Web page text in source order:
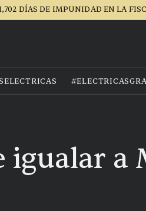
DÍAS DE IMPUNIDAD EN LA
igualar a